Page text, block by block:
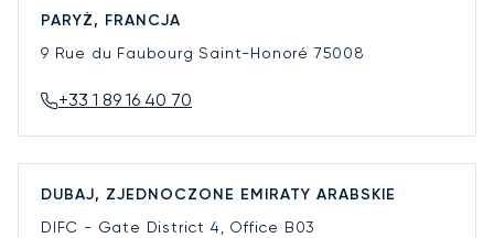
PARYŻ, FRANCJA
9 Rue du Faubourg Saint-Honoré 75008
+33 1 89 16 40 70
DUBAJ, ZJEDNOCZONE EMIRATY ARABSKIE
DIFC - Gate District 4, Office B03